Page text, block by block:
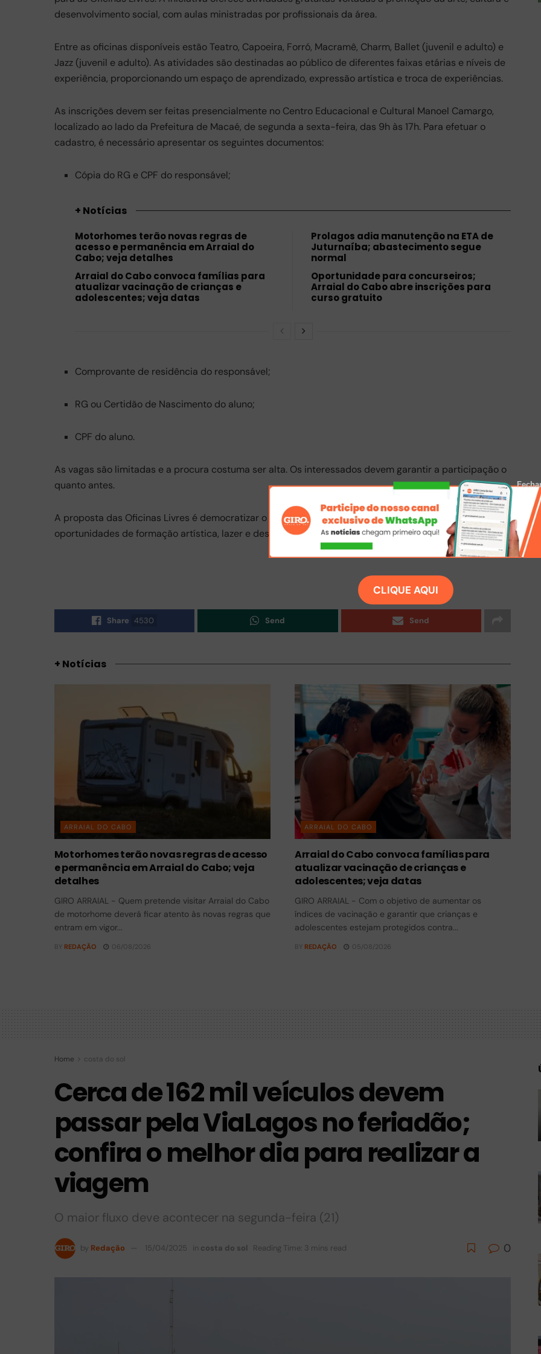
e
o
o
k
s
p
p
gr
m
e
desenvolvimento social, com aulas ministradas por profissionais da área.
Entre as oficinas disponíveis estão Teatro, Capoeira, Forró, Macramê, Charm, Ballet (juvenil e adulto) e
Jazz (juvenil e adulto). As atividades são destinadas ao público de diferentes faixas etárias e níveis de
experiência, proporcionando um espaço de aprendizado, expressão artística e troca de experiências.
As inscrições devem ser feitas presencialmente no Centro Educacional e Cultural Manoel Camargo,
localizado ao lado da Prefeitura de Macaé, de segunda a sexta-feira, das 9h às 17h. Para efetuar o
cadastro, é necessário apresentar os seguintes documentos:
Cópia do RG e CPF do responsável;
+ Notícias
Motorhomes terão novas regras de
acesso e permanência em Arraial do
Cabo; veja detalhes
Arraial do Cabo convoca famílias para
atualizar vacinação de crianças e
adolescentes; veja datas
Prolagos adia manutenção na ETA de
Juturnaíba; abastecimento segue
normal
Oportunidade para concurseiros;
Arraial do Cabo abre inscrições para
curso gratuito
Comprovante de residência do responsável;
RG ou Certidão de Nascimento do aluno;
CPF do aluno.
As vagas são limitadas e a procura costuma ser alta. Os interessados devem garantir a participação o
quanto antes.
A proposta das Oficinas Livres é democratizar o acesso à cultura e oferecer à população
oportunidades de formação artística, lazer e desenvolvimento pessoal por meio da arte.
Share 4530 Send Send
+ Notícias
ARRAIAL DO CABO
Motorhomes terão novas regras de acesso
e permanência em Arraial do Cabo; veja
detalhes
GIRO ARRAIAL - Quem pretende visitar Arraial do Cabo
de motorhome deverá ficar atento às novas regras que
entram em vigor...
BY REDAÇÃO 06/08/2026
ARRAIAL DO CABO
Arraial do Cabo convoca famílias para
atualizar vacinação de crianças e
adolescentes; veja datas
GIRO ARRAIAL - Com o objetivo de aumentar os
índices de vacinação e garantir que crianças e
adolescentes estejam protegidos contra...
BY REDAÇÃO 05/08/2026
Home costa do sol
Cerca de 162 mil veículos devem
passar pela ViaLagos no feriadão;
confira o melhor dia para realizar a
viagem
O maior fluxo deve acontecer na segunda-feira (21)
by Redação 15/04/2025 in costa do sol Reading Time: 3 mins read 0
CLIQUE AQUI